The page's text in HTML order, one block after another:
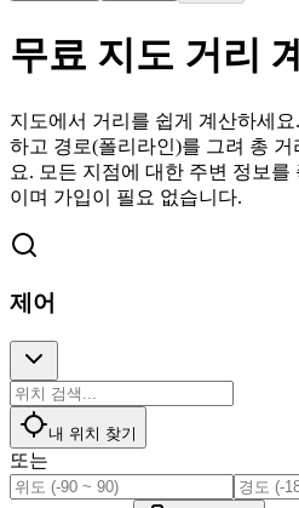
무료 지도 거리
지도에서 거리를 쉽게 계산하세
하고 경로(폴리라인)를 그려 총 거
요. 모든 지점에 대한 주변 정보
이며 가입이 필요 없습니다.
제어
내 위치 찾기
또는